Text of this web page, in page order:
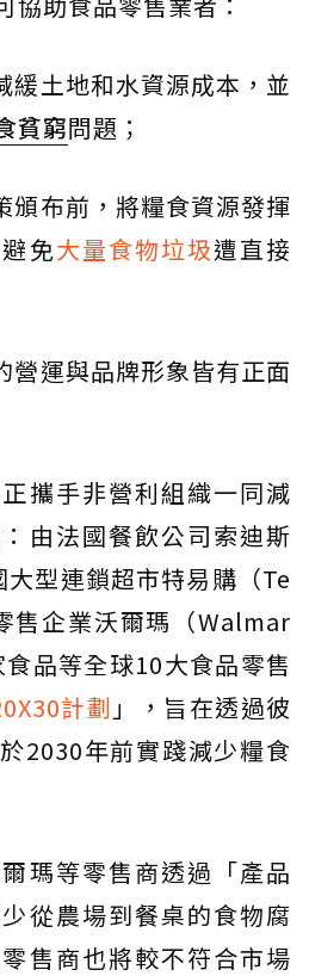
緩土地和水資源成本，並
貧窮問題；
頒布前，將糧食資源發揮
免大量食物垃圾遭直接
營運與品牌形象皆有正面
攜手非營利組織一同減
由法國餐飲公司索迪斯
大型連鎖超市特易購（Te
售企業沃爾瑪（Walmar
品等全球10大食品零售
計劃 」，旨在透過彼
2030年前實踐減少糧食
瑪等零售商透過「產品
從農場到餐桌的食物腐
售商也將較不符合市場